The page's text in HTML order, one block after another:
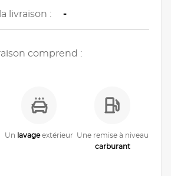
livraison : -
comprend :
Un lavageextérieur Une remise à niveau
carburant